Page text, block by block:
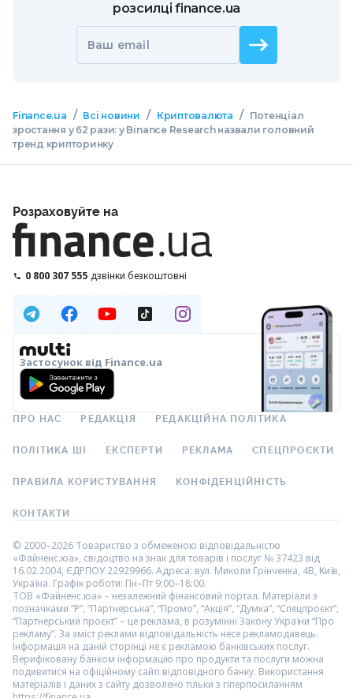
розсилці finance.ua
Ваш email
Finance.ua / Всі новини / Криптовалюта /
Потенціал
зростання у 62 рази: у Binance Research назвали головний
тренд крипторинку
Розраховуйте на
0 800 307 555 дзвінки безкоштовні
Застосунок від Finance.ua
ПРО НАС РЕДАКЦІЯ РЕДАКЦІЙНА ПОЛІТИКА
ПОЛІТИКА ШІ ЕКСПЕРТИ РЕКЛАМА СПЕЦПРОЄКТИ
ПРАВИЛА КОРИСТУВАННЯ КОНФІДЕНЦІЙНІСТЬ
КОНТАКТИ
© 2000–2026 Товариство з обмеженою відповідальністю
«Файненс.юа», свідоцтво на знак для товарів і послуг № 37423 від
16.02.2004, ЄДРПОУ 22929966. Адреса: вул. Миколи Грінченка, 4В, Київ,
Україна. Графік роботи: Пн–Пт 9:00–18:00.
ТОВ «Файненс.юа» – незалежний фінансовий портал. Матеріали з
позначками “Р”, “Партнерська”, “Промо”, “Акція”, “Думка”, “Спецпроєкт”,
“Партнерський проєкт” – це реклама, в розумінні Закону України “Про
рекламу”. За зміст реклами відповідальність несе рекламодавець.
Інформація на даній сторінці не є рекламою банківських послуг.
Верифіковану банком інформацію про продукти та послуги можна
подивитися на офіційному сайті відповідного банку. Використання
матеріалів і даних з сайту дозволено тільки з гіперпосиланням